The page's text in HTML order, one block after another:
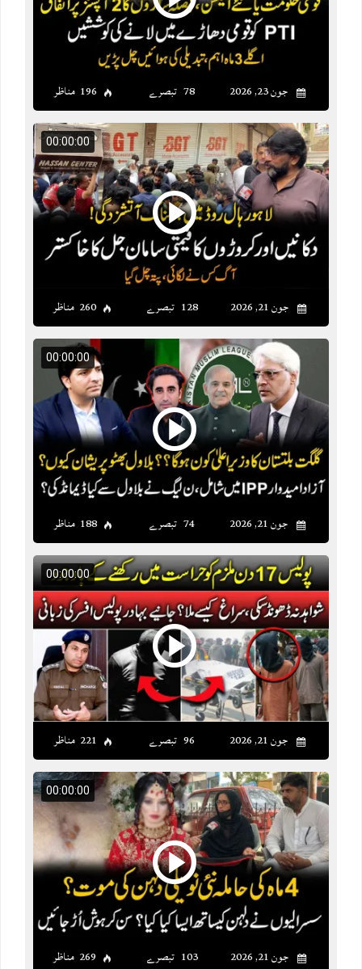
جون 23, 2026 78 تبصرے 196 مناظر
00:00:00
جون 21, 2026 128 تبصرے 260 مناظر
00:00:00
جون 21, 2026 74 تبصرے 188 مناظر
00:00:00
جون 21, 2026 96 تبصرے 221 مناظر
00:00:00
جون 21, 2026 103 تبصرے 269 مناظر